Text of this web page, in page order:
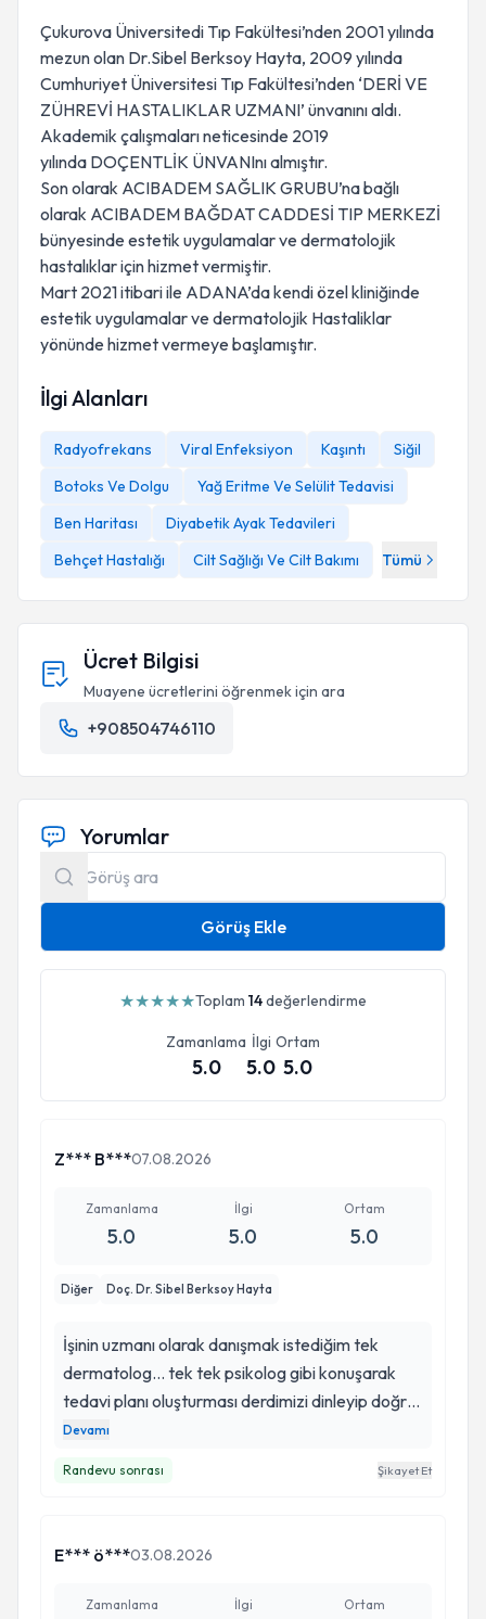
Çukurova Üniversitedi Tıp Fakültesi’nden 2001 yılında
mezun olan Dr.Sibel Berksoy Hayta, 2009 yılında
Cumhuriyet Üniversitesi Tıp Fakültesi’nden ‘DERİ VE
ZÜHREVİ HASTALIKLAR UZMANI’ ünvanını aldı.
Akademik çalışmaları neticesinde 2019
yılında DOÇENTLİK ÜNVANInı almıştır.
Son olarak ACIBADEM SAĞLIK GRUBU’na bağlı
olarak ACIBADEM BAĞDAT CADDESİ TIP MERKEZİ
bünyesinde estetik uygulamalar ve dermatolojik
hastalıklar için hizmet vermiştir.
Mart 2021 itibari ile ADANA’da kendi özel kliniğinde
estetik uygulamalar ve dermatolojik Hastaliklar
yönünde hizmet vermeye başlamıştır.
İlgi Alanları
Radyofrekans Viral Enfeksiyon Kaşıntı
Siğil
Botoks Ve Dolgu
Yağ Eritme Ve Selülit Tedavisi
Ben Haritası
Diyabetik Ayak Tedavileri
Behçet Hastalığı
Cilt Sağlığı Ve Cilt Bakımı Tümü
Ücret Bilgisi
Muayene ücretlerini öğrenmek için ara
+908504746110
Yorumlar
Görüş Ekle
★★★★★Toplam 14değerlendirme
Zamanlama
5.0
İlgi
5.0
Ortam
5.0
Z*** B***07.08.2026
Zamanlama
5.0
İlgi
5.0
Ortam
5.0
Diğer Doç. Dr. Sibel Berksoy Hayta
İşinin uzmanı olarak danışmak istediğim tek
dermatolog… tek tek psikolog gibi konuşarak
tedavi planı oluşturması derdimizi dinleyip doğru
yönlendirmesi en önemlisi güven vermesi bizim
Devamı
Randevu sonrası Şikayet Et
E*** ö***03.08.2026
Zamanlama İlgi Ortam